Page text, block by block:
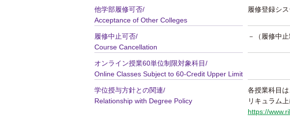
他学部履修可否/
Acceptance of Other Colleges
履修登録シ
履修中止可否/
Course Cancellation
－（履修中
オンライン授業60単位制限対象科目/
Online Classes Subject to 60-Credit Upper Limit
学位授与方針との関連/
Relationship with Degree Policy
各授業科目
リキュラム
https://